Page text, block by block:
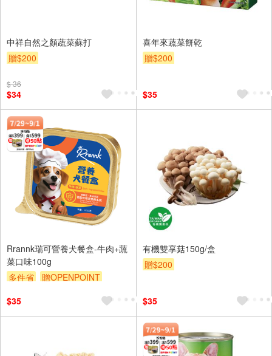
中祥自然之顏蔬菜蘇打
贈$200
$ 36
$34
喜年來蔬菜餅乾
贈$200
$35
Rrannk瑞可營養犬餐盒-牛肉+蔬
菜口味100g
多件省
贈OPENPOINT
$35
有機雙享菇150g/盒
贈$200
$35